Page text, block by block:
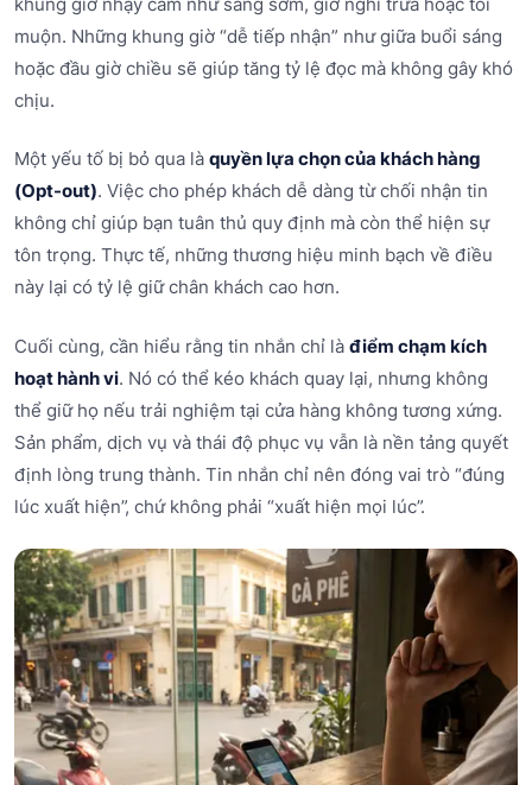
muộn. Những khung giờ “dễ tiếp nhận” như giữa buổi sáng
hoặc đầu giờ chiều sẽ giúp tăng tỷ lệ đọc mà không gây khó
chịu.
Một yếu tố bị bỏ qua là quyền lựa chọn của khách hàng
(Opt-out). Việc cho phép khách dễ dàng từ chối nhận tin
không chỉ giúp bạn tuân thủ quy định mà còn thể hiện sự
tôn trọng. Thực tế, những thương hiệu minh bạch về điều
này lại có tỷ lệ giữ chân khách cao hơn.
Cuối cùng, cần hiểu rằng tin nhắn chỉ là điểm chạm kích
hoạt hành vi. Nó có thể kéo khách quay lại, nhưng không
thể giữ họ nếu trải nghiệm tại cửa hàng không tương xứng.
Sản phẩm, dịch vụ và thái độ phục vụ vẫn là nền tảng quyết
định lòng trung thành. Tin nhắn chỉ nên đóng vai trò “đúng
lúc xuất hiện”, chứ không phải “xuất hiện mọi lúc”.